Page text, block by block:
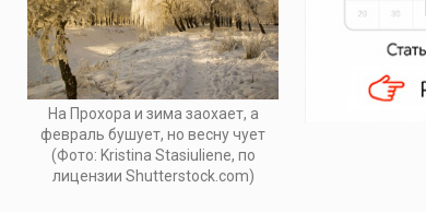
На Прохора и зима заохает, а
февраль бушует, но весну чует
(Фото: Kristina Stasiuliene, по
лицензии Shutterstock.com)